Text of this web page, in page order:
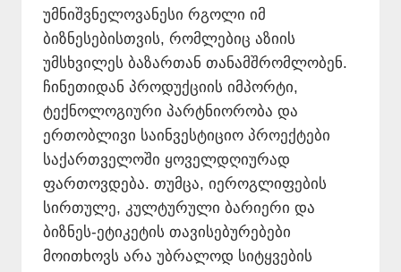
უმნიშვნელოვანესი რგოლი იმ
ბიზნესებისთვის, რომლებიც აზიის
უმსხვილეს ბაზართან თანამშრომლობენ.
ჩინეთიდან პროდუქციის იმპორტი,
ტექნოლოგიური პარტნიორობა და
ერთობლივი საინვესტიციო პროექტები
საქართველოში ყოველდღიურად
ფართოვდება. თუმცა, იეროგლიფების
სირთულე, კულტურული ბარიერი და
ბიზნეს-ეტიკეტის თავისებურებები
მოითხოვს არა უბრალოდ სიტყვების